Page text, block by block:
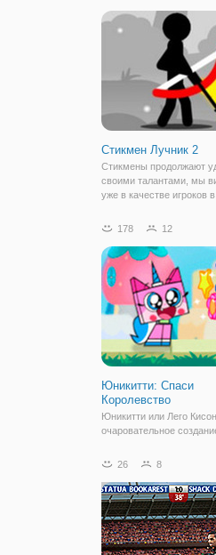
монеты и кристаллы
уровни. Приключения
разделились на 6
Стикмен Лучник 2
Стикмены продолжают
своими талантами, мы
уже в качестве игроков в
побега из тюрьмы и не
"Стикмен Лучник 2" мы
нарисованных
178 12
Юникитти: Спаси
Королевство
Юникитти или Лего
очаровательное
кошечка розового
Каждый раз с друзьями
находят для себя новые
26 8